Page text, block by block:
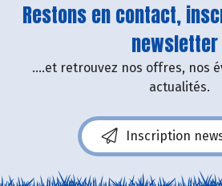
Restons en contact,
....et retrouvez nos offres, nos
actualités.
Inscription